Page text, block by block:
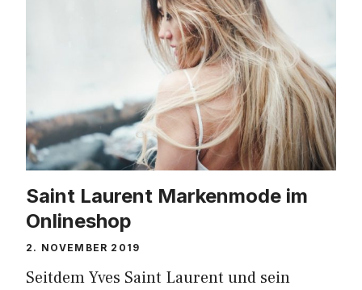
Saint Laurent Markenmode im
Onlineshop
2. NOVEMBER 2019
Seitdem Yves Saint Laurent und sein